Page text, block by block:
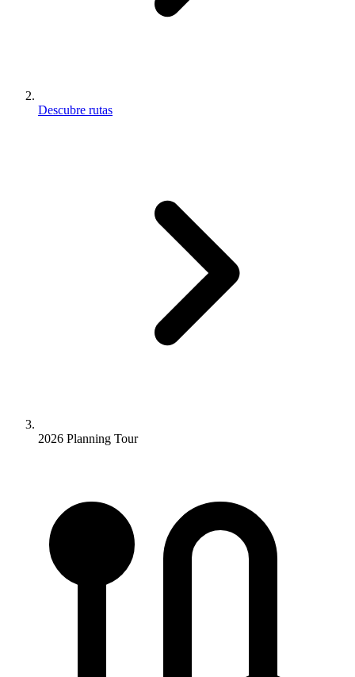
Descubre rutas
2026 Planning Tour